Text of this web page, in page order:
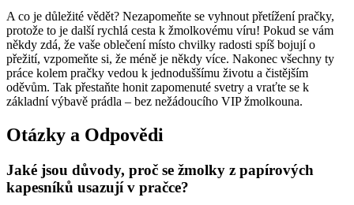
A​ co je ​důležité vědět? Nezapomeňte se vyhnout přetížení pračky,
protože to je další⁤ rychlá‌ cesta k žmolkovému‍ víru! ‍Pokud se vám
někdy zdá,⁢ že vaše oblečení místo chvilky⁢ radosti spíš ⁣bojují o
přežití, vzpomeňte si, že méně je někdy více. ​Nakonec všechny ty
práce kolem pračky vedou k jednoduššímu životu a‍ čistějším
oděvům. Tak přestaňte honit zapomenuté svetry a‍ vraťte se k
základní výbavě prádla – bez nežádoucího VIP žmolkouna.
Otázky ‍a⁤ Odpovědi
Jaké jsou důvody, proč se žmolky z papírových
kapesníků usazují ⁤v pračce?